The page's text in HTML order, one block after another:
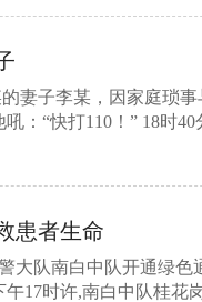
妻子李某，因家庭琐
：“快打110！” 18时
患者生命
大队南白中队开通绿
17时许,南白中队桂花